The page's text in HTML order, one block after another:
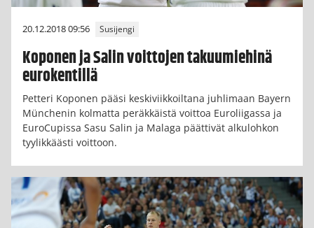
20.12.2018 09:56 Susijengi
Koponen ja Salin voittojen takuumiehinä
eurokentillä
Petteri Koponen pääsi keskiviikkoiltana juhlimaan Bayern
Münchenin kolmatta peräkkäistä voittoa Euroliigassa ja
EuroCupissa Sasu Salin ja Malaga päättivät alkulohkon
tyylikkäästi voittoon.